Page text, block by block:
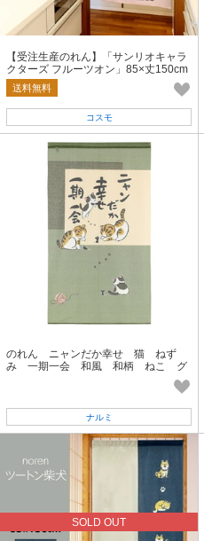
【受注生産のれん】「サンリオキャラ
クターズ フルーツオン」85×丈150cm
【日本製】コスモ 目隠し
送料無料
コスモ
のれん ニャンだか幸せ 猫 ねず
み 一期一会 和風 和柄 ねこ グ
ナルミ
SOLD OUT